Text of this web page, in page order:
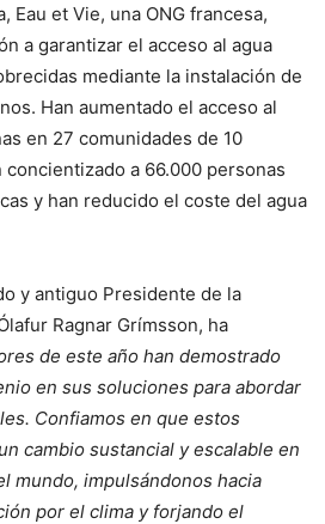
Eau et Vie, una ONG francesa,
a garantizar el acceso al agua
mediante la instalación de
Han aumentado el acceso al
en 27 comunidades de 10
concientizado a 66.000 personas
y han reducido el coste del agua
y antiguo Presidente de la
Ragnar Grímsson, ha
de este año han demostrado
en sus soluciones para abordar
Confiamos en que estos
cambio sustancial y escalable en
mundo, impulsándonos hacia
por el clima y forjando el